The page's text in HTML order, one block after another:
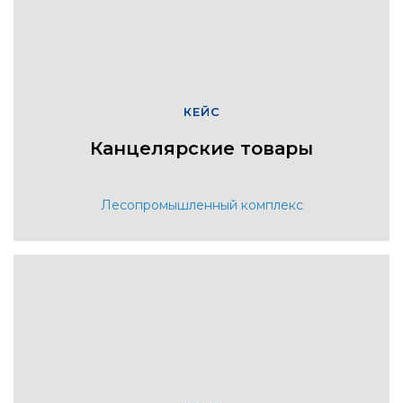
КЕЙС
Канцелярские товары
Лесопромышленный комплекс